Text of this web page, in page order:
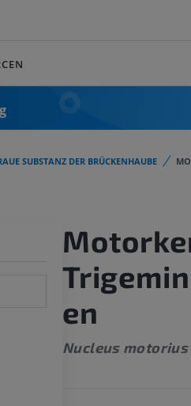
SUBSTANZ DER BRÜCKENHAUBE
en
Nucleus